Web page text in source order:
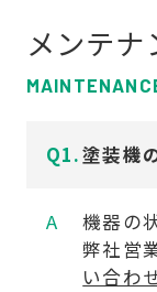
メンテナ
塗装機
機器の
弊社営
い合わ